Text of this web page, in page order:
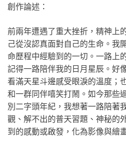
創作論述：
前兩年遭遇了重大挫折，精神上
己從沒認真面對自己的生命。我
命歷程中經驗到的一切。一路上
記得一路陪伴我的日月星辰。好
看滿天星斗邊感受眼淚的溫度；
和一群同伴嘻笑打鬧。如今那些
別二字頭年紀，我想著一路陪著
觀、解不出的普天習題、神秘的
到的感動或啟發，化為影像與繪